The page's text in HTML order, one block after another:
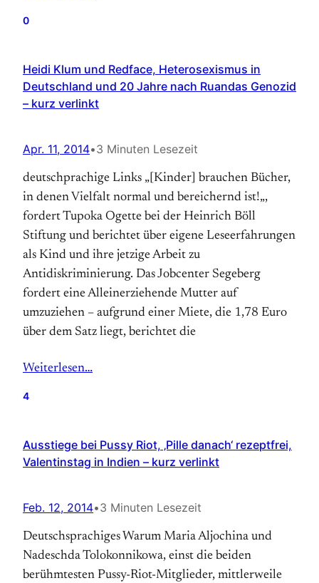
0
Heidi Klum und Redface, Heterosexismus in
Deutschland und 20 Jahre nach Ruandas Genozid
– kurz verlinkt
Apr. 11, 2014•3 Minuten Lesezeit
deutschprachige Links „[Kinder] brauchen Bücher,
in denen Vielfalt normal und bereichernd ist!„,
fordert Tupoka Ogette bei der Heinrich Böll
Stiftung und berichtet über eigene Leseerfahrungen
als Kind und ihre jetzige Arbeit zu
Antidiskriminierung. Das Jobcenter Segeberg
fordert eine Alleinerziehende Mutter auf
umzuziehen – aufgrund einer Miete, die 1,78 Euro
über dem Satz liegt, berichtet die
Weiterlesen…
4
Ausstiege bei Pussy Riot, ‚Pille danach‘ rezeptfrei,
Valentinstag in Indien – kurz verlinkt
Feb. 12, 2014•3 Minuten Lesezeit
Deutschsprachiges Warum Maria Aljochina und
Nadeschda Tolokonnikowa, einst die beiden
berühmtesten Pussy-Riot-Mitglieder, mittlerweile